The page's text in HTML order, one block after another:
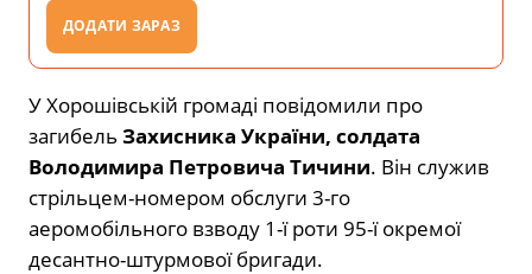
ДОДАТИ ЗАРАЗ
У Хорошівській громаді повідомили про
загибель Захисника України, солдата
Володимира Петровича Тичини. Він служив
стрільцем-номером обслуги 3-го
аеромобільного взводу 1-ї роти 95-ї окремої
десантно-штурмової бригади.